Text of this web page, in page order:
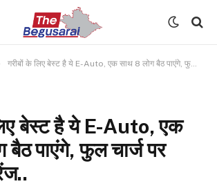
गरीबों के लिए बेस्ट है ये E-Auto, एक साथ 8 लोग बैठ पाएंगे, फुल चार्ज पर 150Km रेंज..
बेस्ट है ये E-Auto, एक
बैठ पाएंगे, फुल चार्ज पर